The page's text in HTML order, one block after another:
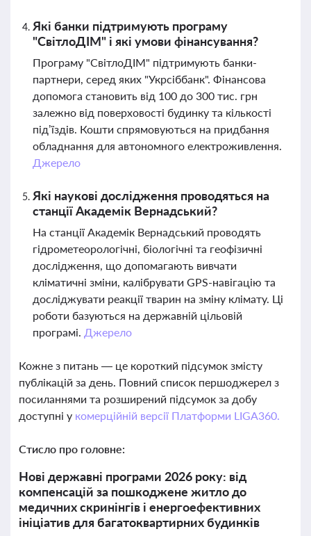
Які банки підтримують програму
"СвітлоДІМ" і які умови фінансування?
Програму "СвітлоДІМ" підтримують банки-
партнери, серед яких "Укрсіббанк". Фінансова
допомога становить від 100 до 300 тис. грн
залежно від поверховості будинку та кількості
під’їздів. Кошти спрямовуються на придбання
обладнання для автономного електроживлення.
Джерело
Які наукові дослідження проводяться на
станції Академік Вернадський?
На станції Академік Вернадський проводять
гідрометеорологічні, біологічні та геофізичні
дослідження, що допомагають вивчати
кліматичні зміни, калібрувати GPS-навігацію та
досліджувати реакції тварин на зміну клімату. Ці
роботи базуються на державній цільовій
програмі. Джерело
Кожне з питань — це короткий підсумок змісту
публікацій за день. Повний список першоджерел з
посиланнями та розширений підсумок за добу
доступні у комерційній версії Платформи LIGA360.
Стисло про головне:
Нові державні програми 2026 року: від
компенсацій за пошкоджене житло до
медичних скринінгів і енергоефективних
ініціатив для багатоквартирних будинків